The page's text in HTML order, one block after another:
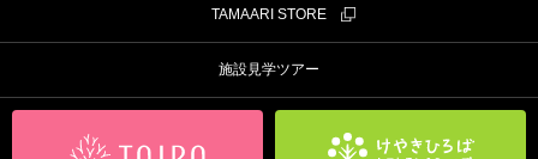
TAMAARI STORE
施設見学ツアー